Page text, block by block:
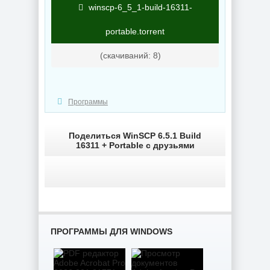
AppControl
приложениями
LTSC Full Июль
28120.2546 by
OneSmiLe
Windows 11 25H2
Build 26200.8655
Windows 10 LTSC
2019 x64 WPI by
winscp-6_5_1-build-16311-
portable.torrent
(cкачиваний: 8)
Программы
Поделиться WinSCP 6.5.1 Build
16311 + Portable с друзьями
ПРОГРАММЫ ДЛЯ WINDOWS